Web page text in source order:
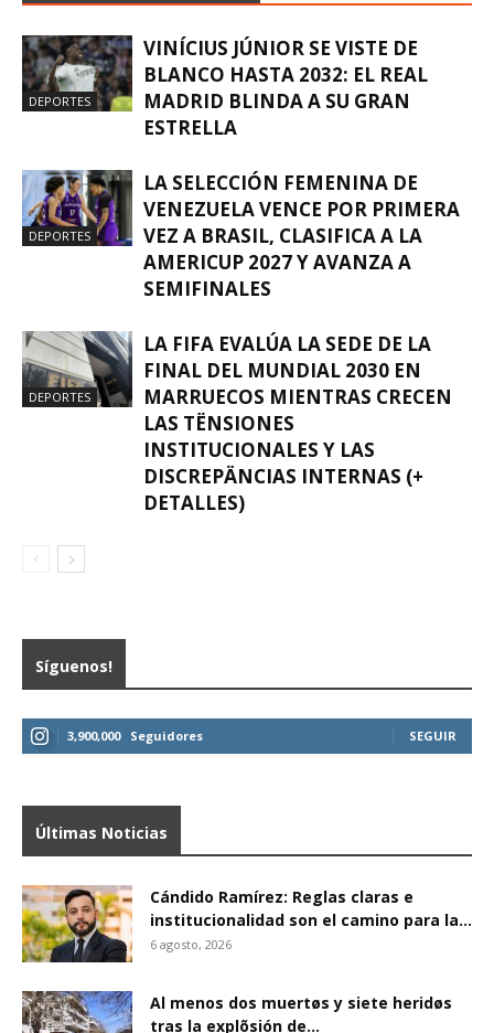
DEPORTES
VINÍCIUS JÚNIOR SE VISTE DE
BLANCO HASTA 2032: EL REAL
MADRID BLINDA A SU GRAN
ESTRELLA
DEPORTES
LA SELECCIÓN FEMENINA DE
VENEZUELA VENCE POR PRIMERA
VEZ A BRASIL, CLASIFICA A LA
AMERICUP 2027 Y AVANZA A
SEMIFINALES
DEPORTES
LA FIFA EVALÚA LA SEDE DE LA
FINAL DEL MUNDIAL 2030 EN
MARRUECOS MIENTRAS CRECEN
LAS TËNSIONES
INSTITUCIONALES Y LAS
DISCREPÄNCIAS INTERNAS (+
DETALLES)
Síguenos!
3,900,000 Seguidores SEGUIR
Últimas Noticias
Cándido Ramírez: Reglas claras e
institucionalidad son el camino para la...
6 agosto, 2026
Al menos dos muertøs y siete heridøs
tras la explõsión de...